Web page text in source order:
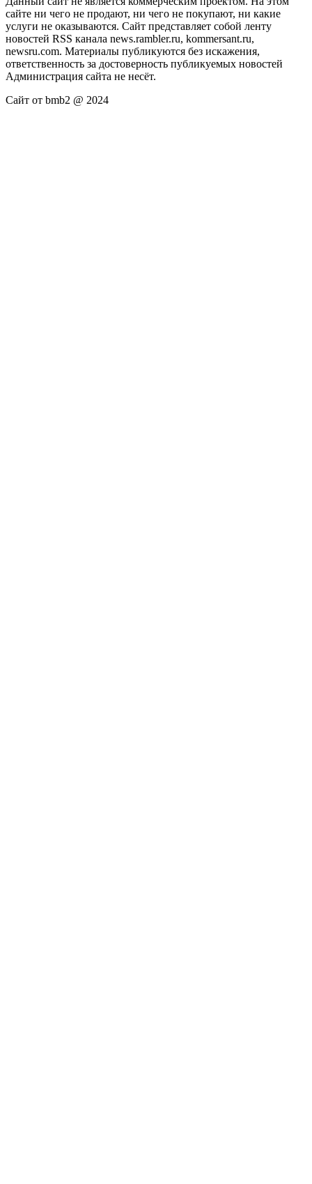
сайте ни чего не продают, ни чего не покупают, ни какие
услуги не оказываются. Сайт представляет собой ленту
новостей RSS канала news.rambler.ru, kommersant.ru,
newsru.com. Материалы публикуются без искажения,
ответственность за достоверность публикуемых новостей
Администрация сайта не несёт.
Сайт от bmb2 @ 2024